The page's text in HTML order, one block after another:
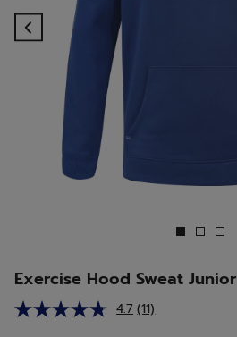
Previous
Exercise Hood Sweat Junior
4.7 11
(11)